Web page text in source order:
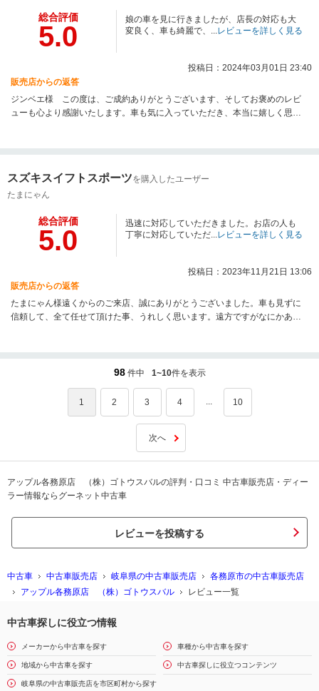
総合評価
5.0
娘の車を見に行きましたが、店長の対応も大
変良く、車も綺麗で、...レビューを詳しく見る
投稿日：2024年03月01日 23:40
販売店からの返答
ジンベエ様 この度は、ご成約ありがとうございます、そしてお褒めのレビ
ューも心より感謝いたします。車も気に入っていただき、本当に嬉しく思
嬉しいです、これからも末永いお付き合いをよろしくお願いいたします。
スズキスイフトスポーツを購入したユーザー
たまにゃん
総合評価
5.0
迅速に対応していただきました。お店の人も
丁寧に対応していただ...レビューを詳しく見る
投稿日：2023年11月21日 13:06
販売店からの返答
たまにゃん様遠くからのご来店、誠にありがとうございました。車も見ずに
信頼して、全て任せて頂けた事、うれしく思います。遠方ですがなにかあれ
98 件中 1~10件を表示
1 2 3 4 ... 10
次へ
アップル各務原店 （株）ゴトウスバルの評判・口コミ 中古車販売店・ディー
ラー情報ならグーネット中古車
レビューを投稿する
中古車 中古車販売店 岐阜県の中古車販売店
各務原市の中古車販売店
アップル各務原店 （株）ゴトウスバル
レビュー一覧
中古車探しに役立つ情報
メーカーから中古車を探す 車種から中古車を探す
地域から中古車を探す 中古車探しに役立つコンテンツ
岐阜県の中古車販売店を市区町村から探す